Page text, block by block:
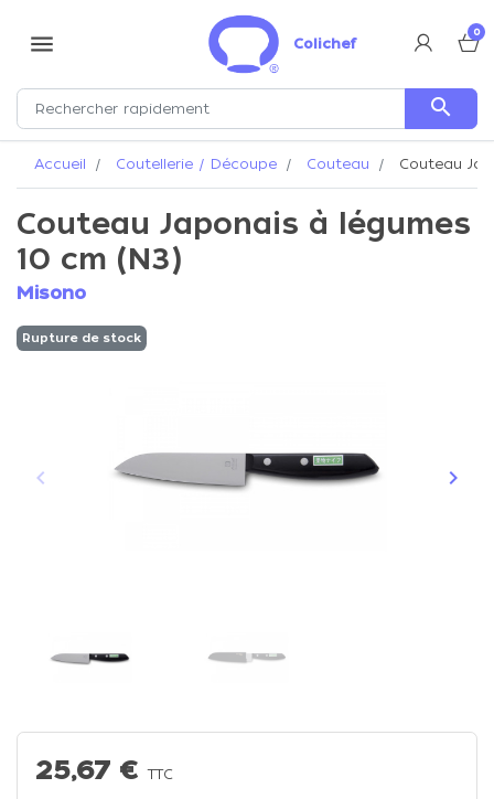
menu Colichef
0
search
Accueil Coutellerie / Découpe Couteau Couteau
Couteau Japonais à légumes
10 cm (N3)
Misono
Rupture de stock
Précédent
keyboard_arrow_left keyboard_arrow_right
25,67 €TTC